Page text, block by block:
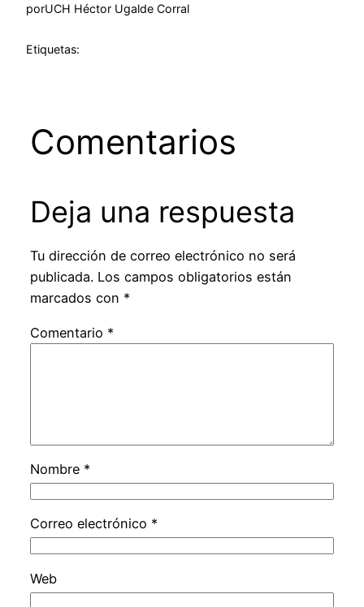
porUCH Héctor Ugalde Corral
Etiquetas:
Comentarios
Deja una respuesta
Tu dirección de correo electrónico no será
publicada. Los campos obligatorios están
marcados con *
Comentario *
Nombre *
Correo electrónico *
Web